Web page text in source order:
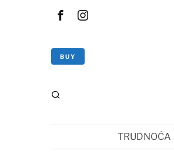
BUY
TRUDNOĆA